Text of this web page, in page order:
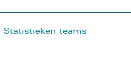
Statistieken teams